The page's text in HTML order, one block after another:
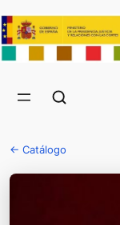
← Catálogo